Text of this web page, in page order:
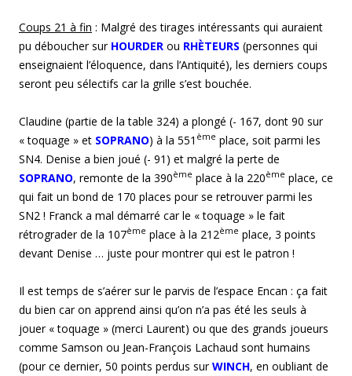
Coups 21 à fin : Malgré des tirages intéressants qui auraient
pu déboucher sur HOURDER ou RHÈTEURS (personnes qui
enseignaient l’éloquence, dans l’Antiquité), les derniers coups
seront peu sélectifs car la grille s’est bouchée.
Claudine (partie de la table 324) a plongé (- 167, dont 90 sur
« toquage » et SOPRANO) à la 551 ème place, soit parmi les
SN4. Denise a bien joué (- 91) et malgré la perte de
SOPRANO, remonte de la 390ème place à la 220ème place, ce
qui fait un bond de 170 places pour se retrouver parmi les
SN2 ! Franck a mal démarré car le « toquage » le fait
rétrograder de la 107ème place à la 212ème place, 3 points
devant Denise … juste pour montrer qui est le patron !
Il est temps de s’aérer sur le parvis de l’espace Encan : ça fait
du bien car on apprend ainsi qu’on n’a pas été les seuls à
jouer « toquage » (merci Laurent) ou que des grands joueurs
comme Samson ou Jean-François Lachaud sont humains
(pour ce dernier, 50 points perdus surWINCH, en oubliant de